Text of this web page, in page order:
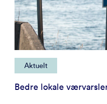
Aktuelt
Bedre lokale